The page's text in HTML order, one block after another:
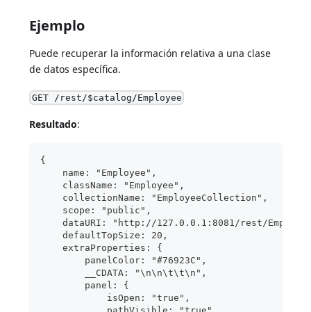
Ejemplo
Puede recuperar la información relativa a una clase
de datos específica.
GET /rest/$catalog/Employee
Resultado:
{
    name: "Employee",
    className: "Employee",
    collectionName: "EmployeeCollection",
    scope: "public",
dataURI: "http://127.0.0.1:8081/rest/
    defaultTopSize: 20,
    extraProperties: {
        panelColor: "#76923C",
        __CDATA: "\n\n\t\t\n",
        panel: {
            isOpen: "true",